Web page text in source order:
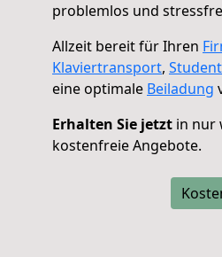
problemlos und
Allzeit bereit für Ihren
Klaviertransport,
eine optimale Beiladung
Erhalten Sie jetzt in nur
kostenfreie Angebote.